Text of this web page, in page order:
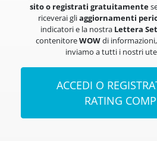
sito o registrati gratuitamente
riceverai gliaggiornamenti
indicatori e la nostra Lettera
contenitoreWOWdi
inviamo a tutti i nostri
ACCEDI O
RATING